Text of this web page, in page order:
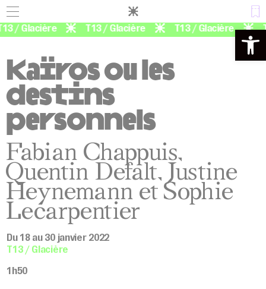
Ouvrir
/ Glacière T13 / Glacière T13 / Glacière
Kaïros ou les
destins
personnels
Fabian Chappuis,
Quentin Defalt, Justine
Heynemann et Sophie
Lecarpentier
Du 18 au 30 janvier 2022
T13 / Glacière
1h50
Panneau de gestion des cookies